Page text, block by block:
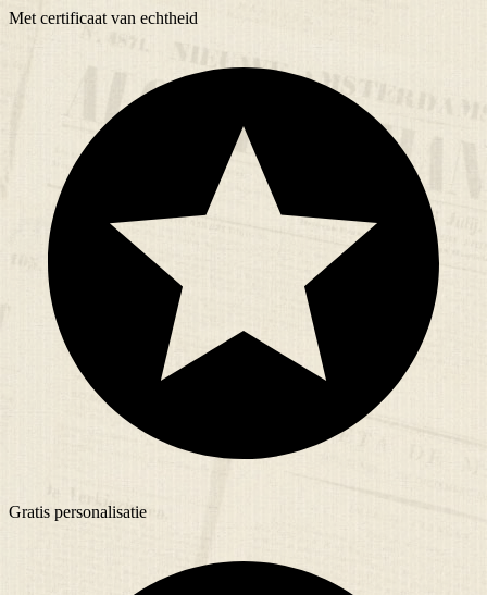
Met certificaat van echtheid
Gratis personalisatie